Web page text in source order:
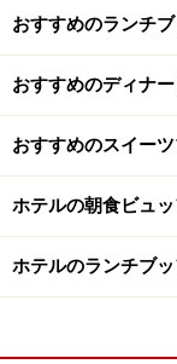
マロン クレ
洋ナシのフ
マロンとリ
レートのム
ルト、オレ
とマロンの
ームブリュ
ロンとカシ
おすすめのランチ
おすすめのディナ
おすすめのスイー
ホテルの朝食ビュ
ホテルのランチブ